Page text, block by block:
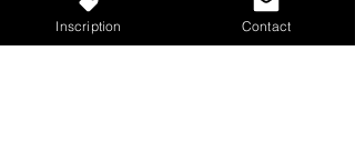
d’assistance à la clientèle. Nous
conservons certaines de vos
Inscription Contact